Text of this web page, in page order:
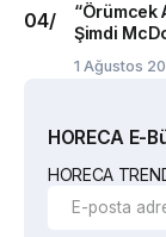
“Örümcek
Şimdi
1 Ağustos
HORECA E-
HORECA